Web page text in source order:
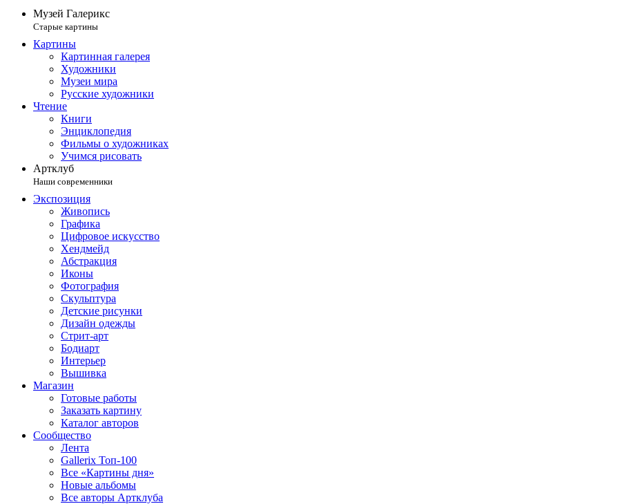
Музей Галерикс
Старые картины
Картины
Картинная галерея
Художники
Музеи мира
Русские художники
Чтение
Книги
Энциклопедия
Фильмы о художниках
Учимся рисовать
Артклуб
Наши современники
Экспозиция
Живопись
Графика
Цифровое искусство
Хендмейд
Абстракция
Иконы
Фотография
Скульптура
Детские рисунки
Дизайн одежды
Стрит-арт
Бодиарт
Интерьер
Вышивка
Магазин
Готовые работы
Заказать картину
Каталог авторов
Сообщество
Лента
Gallerix Топ-100
Все «Картины дня»
Новые альбомы
Все авторы Артклуба